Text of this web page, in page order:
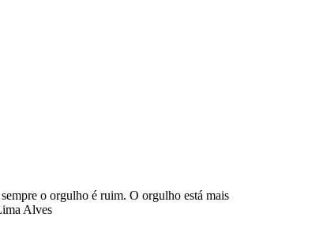
o orgulho é ruim. O orgulho está mais
Alves